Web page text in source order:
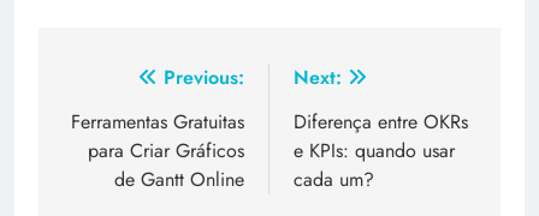
Previous:
Ferramentas Gratuitas
para Criar Gráficos
de Gantt Online
Next:
Diferença entre OKRs
e KPIs: quando usar
cada um?